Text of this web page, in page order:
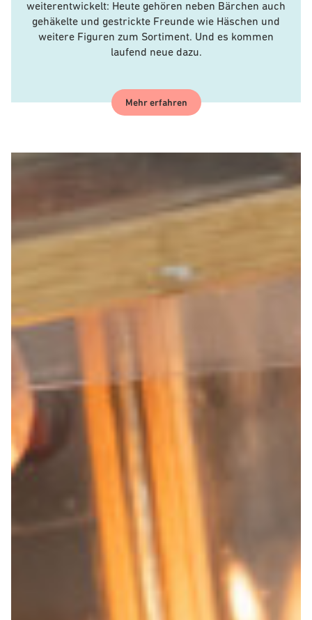
weiterentwickelt: Heute gehören neben Bärchen auch
gehäkelte und gestrickte Freunde wie Häschen und
weitere Figuren zum Sortiment. Und es kommen
laufend neue dazu.
Mehr erfahren